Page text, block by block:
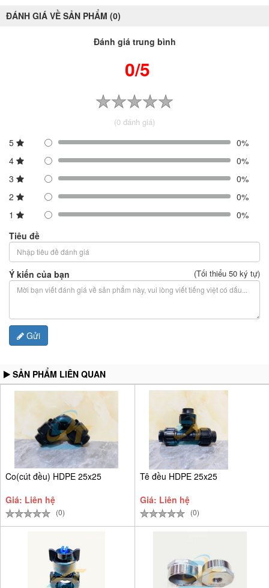
ĐÁNH GIÁ VỀ SẢN PHẨM (0)
Đánh giá trung bình
0/5
(0 đánh giá)
5
0%
4
0%
3
0%
2
0%
1
0%
Tiêu đề
Ý kiến của bạn (Tối thiểu 50 ký tự)
Gửi
SẢN PHẨM LIÊN QUAN
Co(cút đều) HDPE 25x25
Giá: Liên hệ
(0)
Tê đều HDPE 25x25
Giá: Liên hệ
(0)